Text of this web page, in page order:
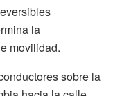
la
movilidad.
sobre la